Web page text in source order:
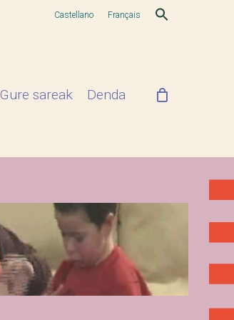
Castellano Français
Gure sareak Denda